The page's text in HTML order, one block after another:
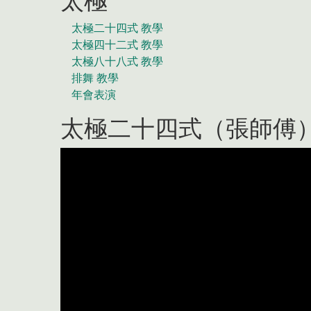
太極二十四式 教學
太極四十二式 教學
太極八十八式 教學
排舞 教學
年會表演
太極二十四式（張師傅